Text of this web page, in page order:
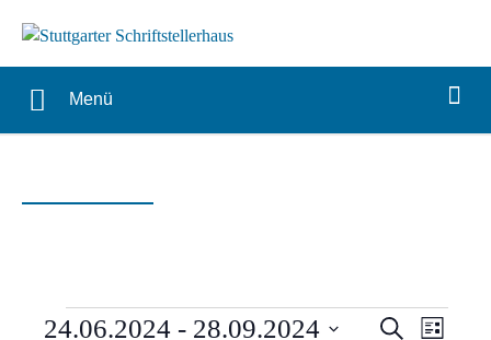
Menü
Veranstaltungen Suche
24.06.2024 - 28.09.2024